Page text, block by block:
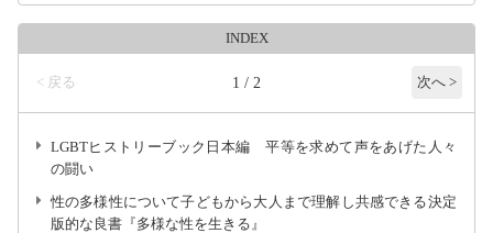
INDEX
< 戻る 1 / 2 次へ >
LGBTヒストリーブック日本編 平等を求めて声をあげた人々
の闘い
性の多様性について子どもから大人まで理解し共感できる決定
版的な良書『多様な性を生きる』